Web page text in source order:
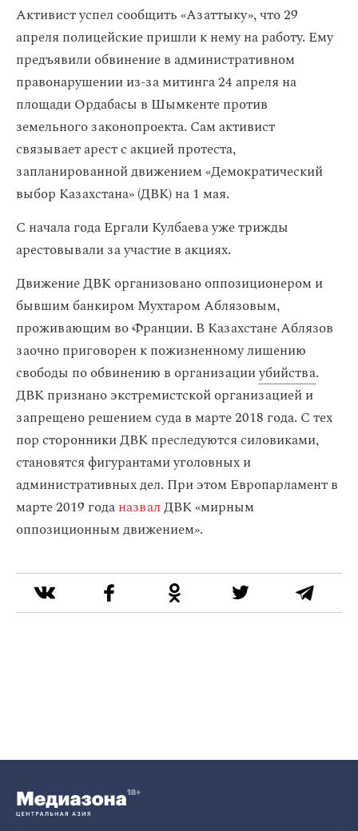
Активист успел сообщить «Азаттыку», что 29
апреля полицейские пришли к нему на работу. Ему
предъявили обвинение в административном
правонарушении из-за митинга 24 апреля на
площади Ордабасы в Шымкенте против
земельного законопроекта. Сам активист
связывает арест с акцией протеста,
запланированной движением «Демократический
выбор Казахстана» (ДВК) на 1 мая.
С начала года Ергали Кулбаева уже трижды
арестовывали за участие в акциях.
Движение ДВК организовано оппозиционером и
бывшим банкиром Мухтаром Аблязовым,
проживающим во Франции. В Казахстане Аблязов
заочно приговорен к пожизненному лишению
свободы по обвинению в организацииубийства.
ДВК признано экстремистской организацией и
запрещено решением суда в марте 2018 года. С тех
пор сторонники ДВК преследуются силовиками,
становятся фигурантами уголовных и
административных дел. При этом Европарламент в
марте 2019 годаназвалДВК «мирным
оппозиционным движением».